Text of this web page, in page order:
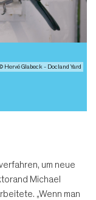
Hervé Glabeck - Docland Yard
um neue
Michael
„Wenn man